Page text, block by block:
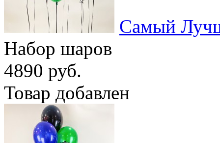
Самый
Набор шаров
4890 руб.
Товар добавлен